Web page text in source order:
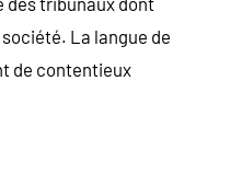
La langue de
de contentieux